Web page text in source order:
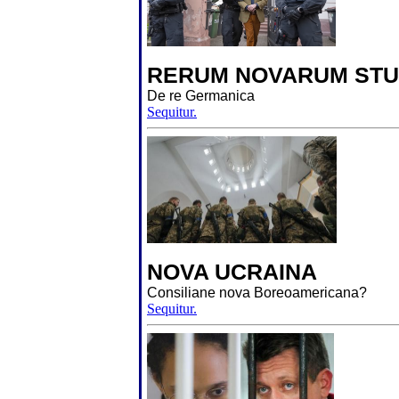
RERUM NOVARUM
De re Germanica
Sequitur.
NOVA UCRAINA
Consiliane nova Boreoamericana?
Sequitur.